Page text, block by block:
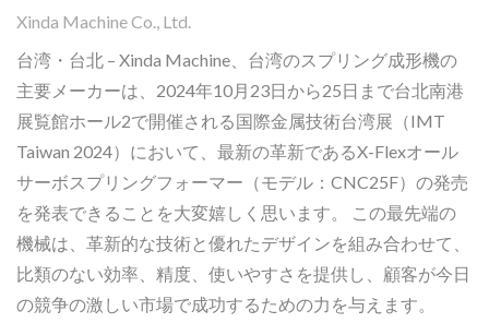
Xinda Machine Co., Ltd.
台湾・台北 – Xinda Machine、台湾のスプリング成形機の
主要メーカーは、2024年10月23日から25日まで台北南港
展覧館ホール2で開催される国際金属技術台湾展（IMT
Taiwan 2024）において、最新の革新であるX-Flexオール
サーボスプリングフォーマー（モデル：CNC25F）の発売
を発表できることを大変嬉しく思います。 この最先端の
機械は、革新的な技術と優れたデザインを組み合わせて、
比類のない効率、精度、使いやすさを提供し、顧客が今日
の競争の激しい市場で成功するための力を与えます。